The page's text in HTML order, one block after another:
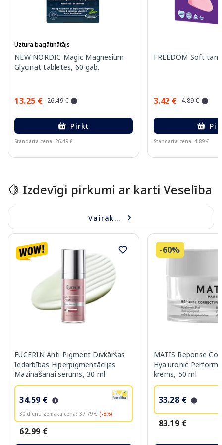
Uztura bagātinātājs
NEW NORDIC Magic Magnesium
Glycinat tabletes, 60 gab.
13.25 € 26.49 €
Pirkt
Standarta cena: 26.49 €
FREEDOM Soft
3.42 € 4.89 €
Standarta cena: 4.89 €
🍋 Izdevīgi pirkumi ar karti Veselība
Vairāk...
EUCERIN Anti-Pigment Divkāršas
Iedarbības Hiperpigmentācijas
Mazināšanai serums, 30 ml
34.59 €
30 dienu zemākā cena: 37.79 € (-8%)
62.99 €
-60%
MATIS Reponse
Hyaluronic
krēms, 50 ml
33.28 €
83.19 €